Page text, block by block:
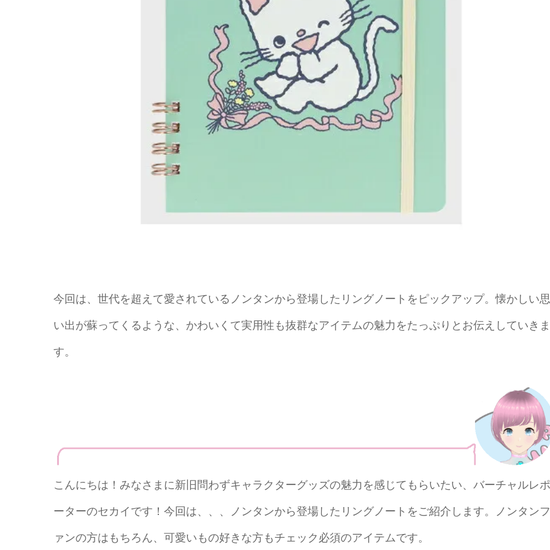
今回は、世代を超えて愛されているノンタンから登場したリングノートをピックアップ。懐かしい思
い出が蘇ってくるような、かわいくて実用性も抜群なアイテムの魅力をたっぷりとお伝えしていきま
す。
こんにちは！みなさまに新旧問わずキャラクターグッズの魅力を感じてもらいたい、バーチャルレポ
ーターのセカイです！今回は、、、ノンタンから登場したリングノートをご紹介します。ノンタンフ
ァンの方はもちろん、可愛いもの好きな方もチェック必須のアイテムです。